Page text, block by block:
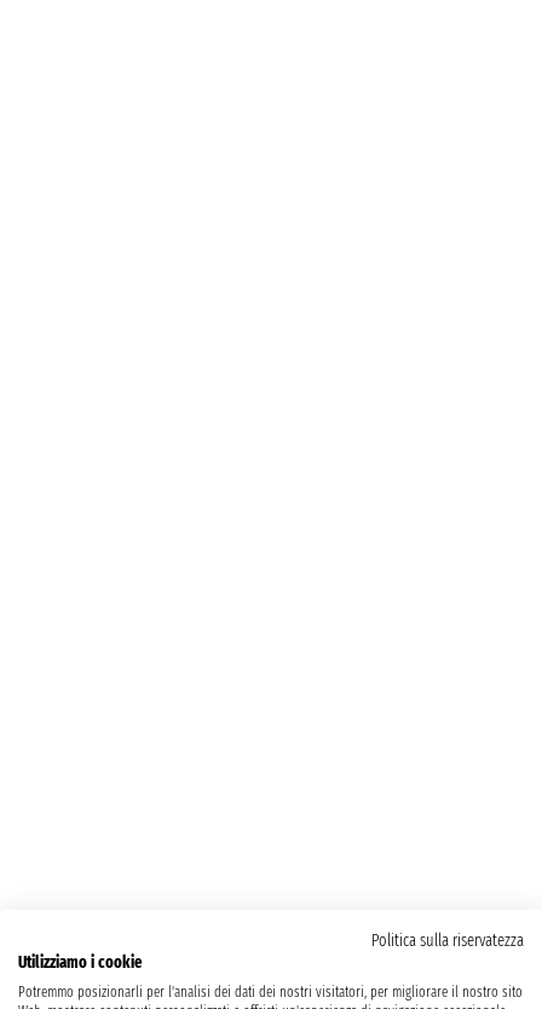
Politica sulla riservatezza
Utilizziamo i cookie
Potremmo posizionarli per l'analisi dei dati dei nostri visitatori, per migliorare il nostro sito